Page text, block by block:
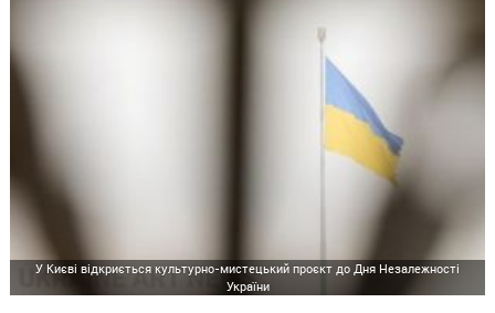
У Києві відкриється культурно-мистецький проєкт до Дня Незалежності
України